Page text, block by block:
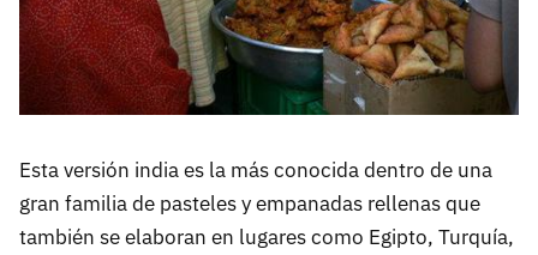
Esta versión india es la más conocida dentro de una
gran familia de pasteles y empanadas rellenas que
también se elaboran en lugares como Egipto, Turquía,